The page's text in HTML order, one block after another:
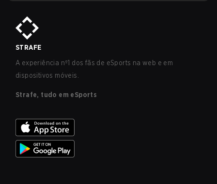
STRAFE
A experiência nº1 dos fãs de eSports na web e em
dispositivos móveis.
Strafe, tudo em eSports